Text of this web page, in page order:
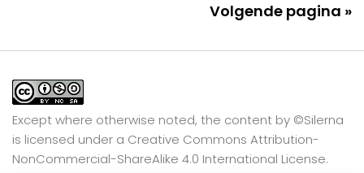
Volgende pagina »
Except where otherwise noted, the content by ©Silerna
is licensed under a Creative Commons Attribution-
NonCommercial-ShareAlike 4.0 International License.